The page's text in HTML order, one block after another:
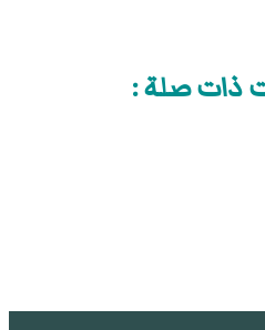
ذات صلة :